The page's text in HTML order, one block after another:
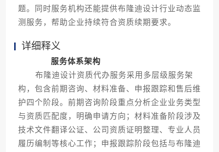
题。同时服务机构还能提供布隆迪设计行业动态监
测服务，帮助企业持续符合资质续期要求。
详细释义
服务体系架构
布隆迪设计资质代办服务采用多层级服务架
构，包含前期咨询、材料准备、申报跟踪和售后维
护四个阶段。前期咨询阶段重点分析企业业务类型
与资质匹配度，明确申请方向；材料准备阶段涉及
技术文件翻译公证、公司资质证明整理、专业人员
履历编制等核心工作；申报跟踪阶段包括与布隆迪